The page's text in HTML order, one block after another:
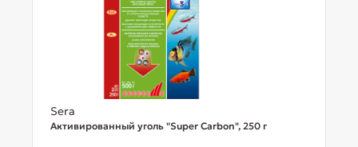
Sera
Активированный уголь "Super Carbon", 250 г